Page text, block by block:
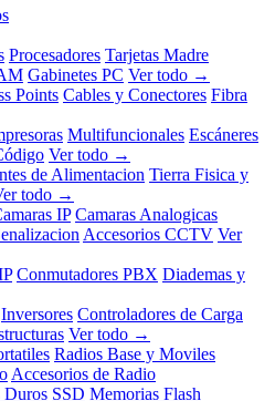
Procesadores Tarjetas Madre
Gabinetes PC Ver todo →
Points Cables y Conectores Fibra
Multifuncionales Escáneres
Ver todo →
de Alimentacion Tierra Fisica y
todo →
IP Camaras Analogicas
Accesorios CCTV Ver
Conmutadores PBX Diademas y
Inversores Controladores de Carga
Ver todo →
Radios Base y Moviles
Accesorios de Radio
Duros SSD Memorias Flash